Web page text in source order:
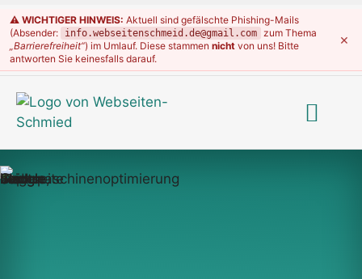
⚠️ WICHTIGER HINWEIS: Aktuell sind gefälschte Phishing-Mails
(Absender:
info.webseitenschmeid.de@gmail.com zum Thema
„Barrierefreiheit“) im Umlauf. Diese stammen nicht von uns! Bitte
antworten Sie keinesfalls darauf.
×